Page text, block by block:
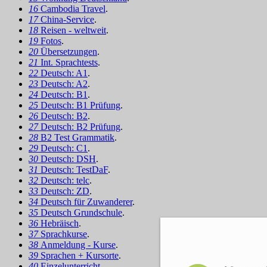
16 Cambodia Travel.
17China-Service.
18 Reisen - weltweit.
19 Fotos.
20 Übersetzungen.
21 Int. Sprachtests.
22 Deutsch: A1 .
23 Deutsch: A2.
24 Deutsch: B1 .
25 Deutsch: B1 Prüfung.
26 Deutsch: B2.
27Deutsch: B2 Prüfung.
28 B2 Test Grammatik.
29 Deutsch: C1 .
30 Deutsch: DSH.
31 Deutsch: TestDaF.
32 Deutsch: telc.
33 Deutsch: ZD.
34 Deutsch für Zuwanderer.
35 Deutsch Grundschule.
36 Hebräisch.
37 Sprachkurse.
38 Anmeldung - Kurse.
39 Sprachen + Kursorte.